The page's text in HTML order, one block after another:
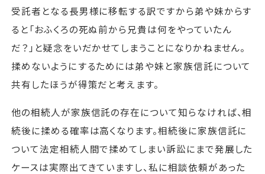
受託者となる長男様に移転する訳ですから弟や妹からす
ると「おふくろの死ぬ前から兄貴は何をやっていたん
だ？」と疑念をいだかせてしまうことになりかねません。
揉めないようにするためには弟や妹と家族信託について
共有したほうが得策だと考えます。
他の相続人が家族信託の存在について知らなければ、相
続後に揉める確率は高くなります。相続後に家族信託に
ついて法定相続人間で揉めてしまい訴訟にまで発展した
ケースは実際出てきていますし、私に相談依頼があった